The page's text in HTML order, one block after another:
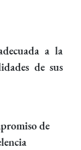
a la
de sus
de